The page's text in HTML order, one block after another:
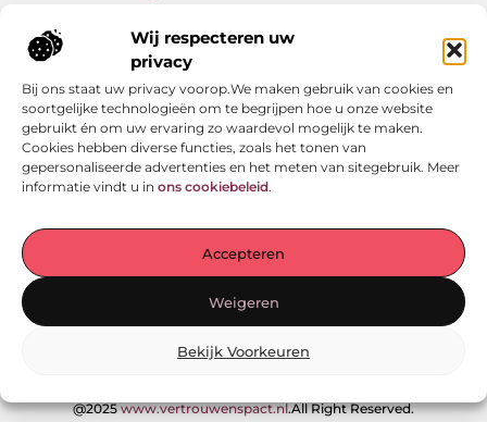
Wij respecteren uw
privacy
Bij ons staat uw privacy voorop.We maken gebruik van cookies en
soortgelijke technologieën om te begrijpen hoe u onze website
gebruikt én om uw ervaring zo waardevol mogelijk te maken.
Cookies hebben diverse functies, zoals het tonen van
gepersonaliseerde advertenties en het meten van sitegebruik. Meer
informatie vindt u in ons cookiebeleid.
Accepteren
Weigeren
Bekijk Voorkeuren
— Laat je meenemen door inspirerende ervaringen,
praktische adviezen en waardevolle kennis. Alles
overzichtelijk gebundeld op één plek. Begin vandaag nog
@2025www.vertrouwenspact.nl.All Right Reserved.
Onze informatie